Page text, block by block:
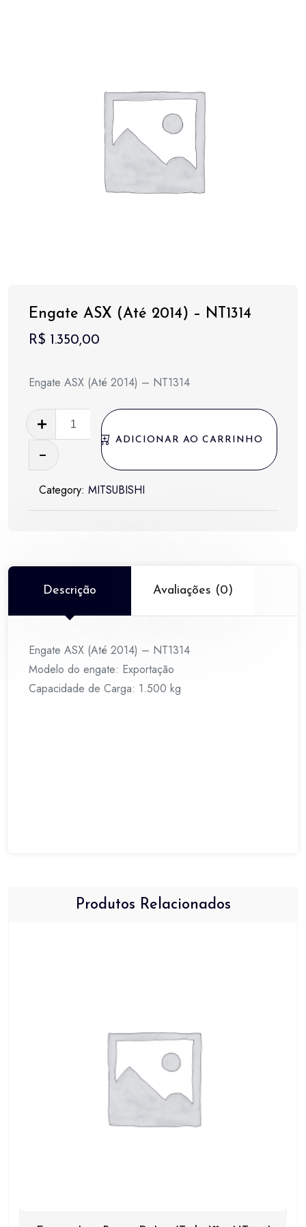
Engate ASX (Até 2014) – NT1314
R$ 1.350,00
Engate ASX (Até 2014) – NT1314
Engate
ASX
-
NT1314
ADICIONAR AO CARRINHO
Category: MITSUBISHI
Descrição Avaliações (0)
Engate ASX (Até 2014) – NT1314
Modelo do engate: Exportação
Capacidade de Carga: 1.500 kg
Produtos Relacionados